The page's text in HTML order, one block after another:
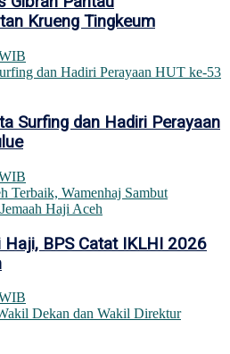
Krueng Tingkeum
Surfing dan Hadiri Perayaan
BPS Catat IKLHI 2026